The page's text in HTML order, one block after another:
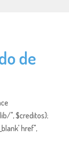
de
", $creditos);
href",